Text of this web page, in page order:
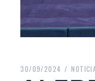
30/09/2024